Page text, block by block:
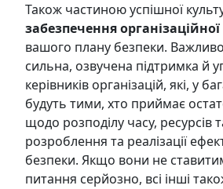
Також частиною успішної
забезпечення
вашого плану безпеки.
сильна, озвучена підтримка й
керівників організацій, які, у
будуть тими, хто приймає
щодо розподілу часу, ресурсів
розроблення та реалізації
безпеки. Якщо вони не
питання серйозно, всі інші